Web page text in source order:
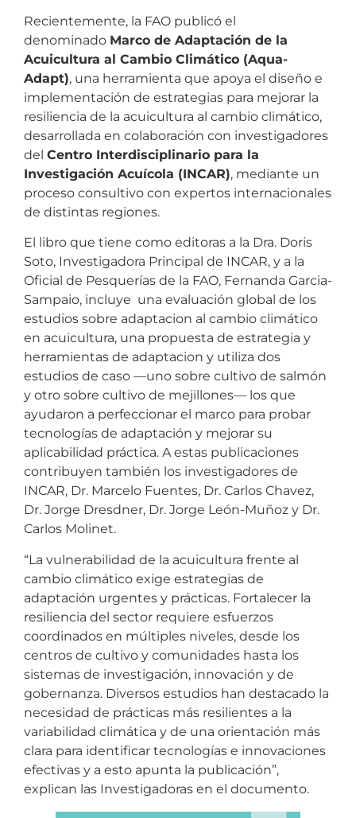
Recientemente, la FAO publicó el
denominado Marco de Adaptación de la
Acuicultura al Cambio Climático (Aqua-
Adapt), una herramienta que apoya el diseño e
implementación de estrategias para mejorar la
resiliencia de la acuicultura al cambio climático,
desarrollada en colaboración con investigadores
del Centro Interdisciplinario para la
Investigación Acuícola (INCAR), mediante un
proceso consultivo con expertos internacionales
de distintas regiones.
El libro que tiene como editoras a la Dra. Doris
Soto, Investigadora Principal de INCAR, y a la
Oficial de Pesquerías de la FAO, Fernanda Garcia-
Sampaio, incluye una evaluación global de los
estudios sobre adaptacion al cambio climático
en acuicultura, una propuesta de estrategia y
herramientas de adaptacion y utiliza dos
estudios de caso —uno sobre cultivo de salmón
y otro sobre cultivo de mejillones— los que
ayudaron a perfeccionar el marco para probar
tecnologías de adaptación y mejorar su
aplicabilidad práctica. A estas publicaciones
contribuyen también los investigadores de
INCAR, Dr. Marcelo Fuentes, Dr. Carlos Chavez,
Dr. Jorge Dresdner, Dr. Jorge León-Muñoz y Dr.
Carlos Molinet.
“La vulnerabilidad de la acuicultura frente al
cambio climático exige estrategias de
adaptación urgentes y prácticas. Fortalecer la
resiliencia del sector requiere esfuerzos
coordinados en múltiples niveles, desde los
centros de cultivo y comunidades hasta los
sistemas de investigación, innovación y de
gobernanza. Diversos estudios han destacado la
necesidad de prácticas más resilientes a la
variabilidad climática y de una orientación más
clara para identificar tecnologías e innovaciones
efectivas y a esto apunta la publicación”,
explican las Investigadoras en el documento.